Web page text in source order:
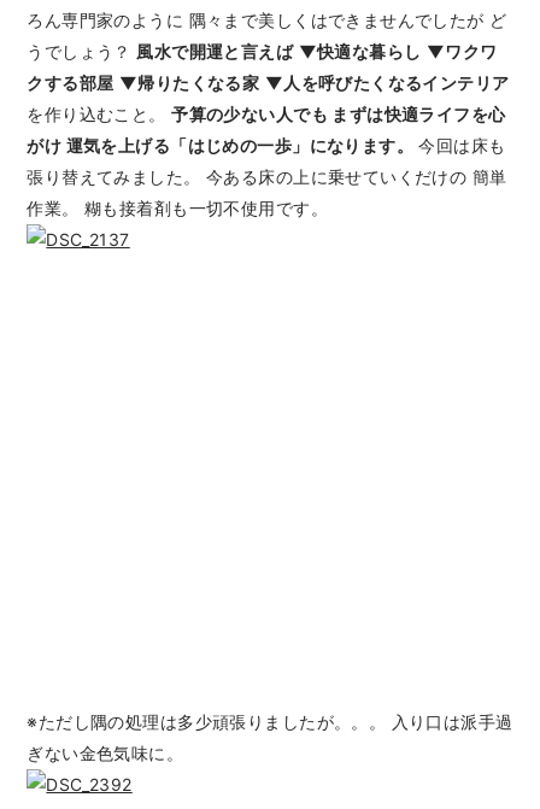
ろん専門家のように 隅々まで美しくはできませんでしたが ど
うでしょう？ 風水で開運と言えば ▼快適な暮らし ▼ワクワ
クする部屋 ▼帰りたくなる家 ▼人を呼びたくなるインテリア
を作り込むこと。予算の少ない人でも まずは快適ライフを心
がけ 運気を上げる「はじめの一歩」になります。
今回は床も
張り替えてみました。 今ある床の上に乗せていくだけの 簡単
作業。 糊も接着剤も一切不使用です。
※ただし隅の処理は多少頑張りましたが。。。 入り口は派手過
ぎない金色気味に。